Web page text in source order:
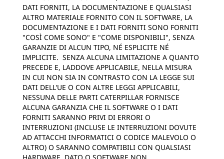
DATI FORNITI, LA DOCUMENTAZIONE E QUALSIASI
ALTRO MATERIALE FORNITO CON IL SOFTWARE, LA
DOCUMENTAZIONE E I DATI FORNITI SONO FORNITI
"COSÌ COME SONO" E "COME DISPONIBILI", SENZA
GARANZIE DI ALCUN TIPO, NÉ ESPLICITE NÉ
IMPLICITE. SENZA ALCUNA LIMITAZIONE A QUANTO
PRECEDE E, LADDOVE APPLICABILE, NELLA MISURA
IN CUI NON SIA IN CONTRASTO CON LA LEGGE SUI
DATI DELL'UE O CON ALTRE LEGGI APPLICABILI,
NESSUNA DELLE PARTI CATERPILLAR FORNISCE
ALCUNA GARANZIA CHE IL SOFTWARE O I DATI
FORNITI SARANNO PRIVI DI ERRORI O
INTERRUZIONI (INCLUSE LE INTERRUZIONI DOVUTE
AD ATTACCHI INFORMATICI O CODICE MALEVOLO O
ALTRO) O SARANNO COMPATIBILI CON QUALSIASI